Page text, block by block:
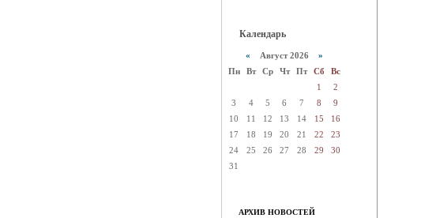
Календарь
« Август 2026 »
Пн
Вт Ср Чт Пт Сб
Вс
1
2
3
4 5 6 7 8
9
10
11 12 13 14 15
16
17
18 19 20 21 22
23
24
25 26 27 28 29
30
31
АРХИВ НОВОСТЕЙ